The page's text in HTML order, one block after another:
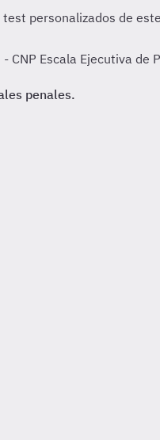
CNP Escala Ejecutiva de
penales.